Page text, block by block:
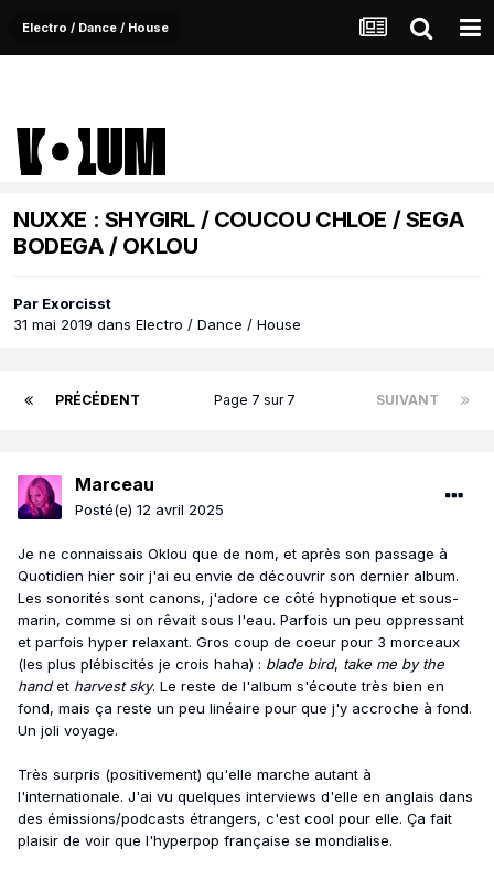
Electro / Dance / House
NUXXE : SHYGIRL / COUCOU CHLOE / SEGA
BODEGA / OKLOU
Par Exorcisst
31 mai 2019 dans Electro / Dance / House
PRÉCÉDENT SUIVANT
Page 7 sur 7
Marceau
Posté(e) 12 avril 2025
Je ne connaissais Oklou que de nom, et après son passage à
Quotidien hier soir j'ai eu envie de découvrir son dernier album.
Les sonorités sont canons, j'adore ce côté hypnotique et sous-
marin, comme si on rêvait sous l'eau. Parfois un peu oppressant
et parfois hyper relaxant. Gros coup de coeur pour 3 morceaux
(les plus plébiscités je crois haha) : blade bird, take me by the
handet harvest sky. Le reste de l'album s'écoute très bien en
fond, mais ça reste un peu linéaire pour que j'y accroche à fond.
Un joli voyage.
Très surpris (positivement) qu'elle marche autant à
l'internationale. J'ai vu quelques interviews d'elle en anglais dans
des émissions/podcasts étrangers, c'est cool pour elle. Ça fait
plaisir de voir que l'hyperpop française se mondialise.